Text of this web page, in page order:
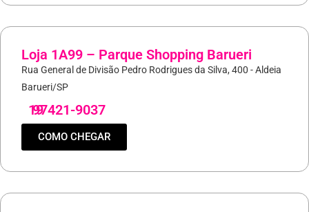
Loja 1A99 – Parque Shopping Barueri
Rua General de Divisão Pedro Rodrigues da Silva, 400 - Aldeia
Barueri/SP
19
97421-9037
COMO CHEGAR